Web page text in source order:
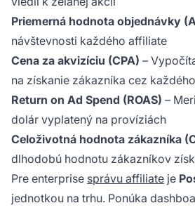
Priemerná hodnota objednávky
návštevnosti každého affiliate
Cena za akvizíciu (CPA) –
na získanie zákazníka cez
Return on Ad Spend (ROAS) –
dolár vyplatený na províziách
Celoživotná hodnota zákazníka
dlhodobú hodnotu zákazníkov
Pre enterprise správu affiliate je
jednotkou na trhu. Ponúka